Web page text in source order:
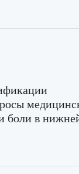
боли в
гармонии